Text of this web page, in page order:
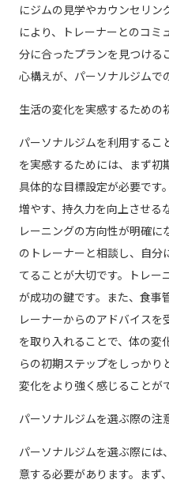
にジムの見学やカウンセリ
により、トレーナーとのコミ
分に合ったプランを見つける
心構えが、パーソナルジムで
生活の変化を実感するための
パーソナルジムを利用するこ
を実感するためには、まず初
具体的な目標設定が必要です
増やす、持久力を向上させる
レーニングの方向性が明確
のトレーナーと相談し、自分
てることが大切です。トレー
が成功の鍵です。また、食事
レーナーからのアドバイス
を取り入れることで、体の変
らの初期ステップをしっかり
変化をより強く感じることが
パーソナルジムを選ぶ際の注
パーソナルジムを選ぶ際には
意する必要があります。まず